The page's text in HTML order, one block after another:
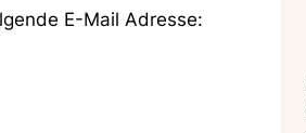
E-Mail Adresse: